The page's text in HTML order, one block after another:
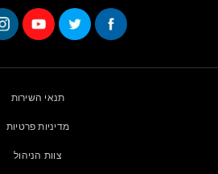
תנאי השירות
מדיניות פרטיות
צוות הניהול